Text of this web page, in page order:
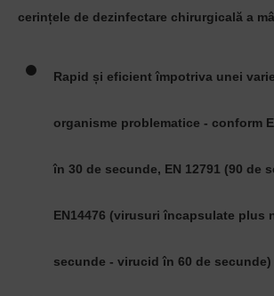
cerințele de dezinfectare chirurgicală a
Rapid și eficient împotriva unei
organisme problematice - conform
în 30 de secunde, EN 12791 (90 de
EN14476 (virusuri încapsulate plus
secunde - virucid în 60 de secunde)